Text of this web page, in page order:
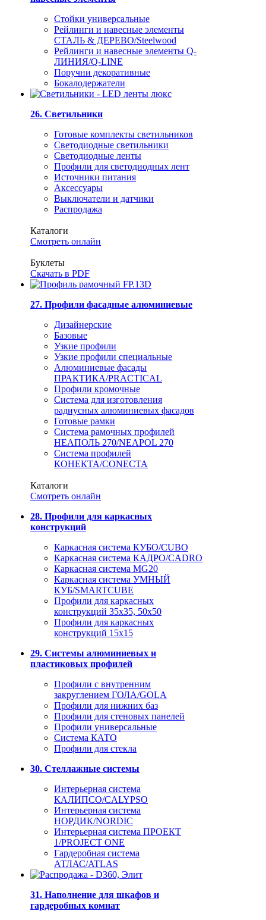
Стойки универсальные
Рейлинги и навесные элементы
СТАЛЬ & ДЕРЕВО/Steelwood
Рейлинги и навесные элементы Q-
ЛИНИЯ/Q-LINE
Поручни декоративные
Бокалодержатели
26. Светильники
Готовые комплекты светильников
Светодиодные светильники
Светодиодные ленты
Профили для светодиодных лент
Источники питания
Аксессуары
Выключатели и датчики
Распродажа
Каталоги
Смотреть онлайн
Буклеты
Скачать в PDF
27. Профили фасадные алюминиевые
Дизайнерские
Базовые
Узкие профили
Узкие профили специальные
Алюминиевые фасады
ПРАКТИКА/PRACTICAL
Профили кромочные
Система для изготовления
радиусных алюминиевых фасадов
Готовые рамки
Система рамочных профилей
НЕАПОЛЬ 270/NEAPOL 270
Система профилей
КОНЕКТА/CONECTA
Каталоги
Смотреть онлайн
28. Профили для каркасных
конструкций
Каркасная система КУБО/CUBO
Каркасная система КАДРО/CADRO
Каркасная система MG20
Каркасная система УМНЫЙ
КУБ/SMARTCUBE
Профили для каркасных
конструкций 35x35, 50x50
Профили для каркасных
конструкций 15х15
29. Системы алюминиевых и
пластиковых профилей
Профили с внутренним
закруглением ГОЛА/GOLA
Профили для нижних баз
Профили для стеновых панелей
Профили универсальные
Система КАТО
Профили для стекла
30. Стеллажные системы
Интерьерная система
КАЛИПСО/CALYPSO
Интерьерная система
НОРДИК/NORDIC
Интерьерная система ПРОЕКТ
1/PROJECT ONE
Гардеробная система
АТЛАС/ATLAS
31. Наполнение для шкафов и
гардеробных комнат